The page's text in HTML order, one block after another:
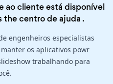
ao cliente está disponível
thecentro de ajuda .
engenheiros especialistas
os aplicativos powr
trabalhando para